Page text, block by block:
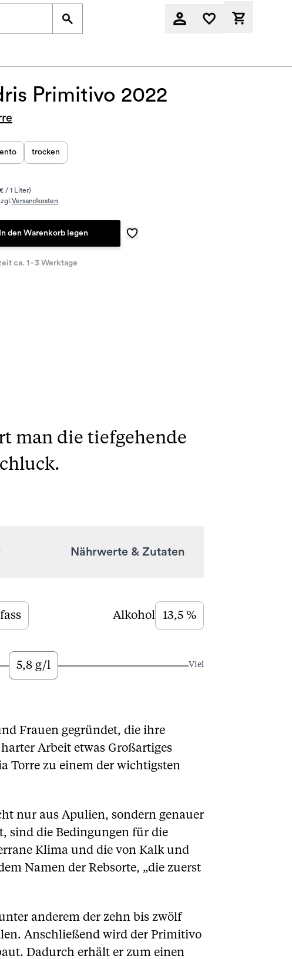
Primitivo 2022
trocken
/ 1 Liter)
Versandkosten
In den Warenkorb legen
ca. 1 - 3 Werktage
man die tiefgehende
Nährwerte & Zutaten
Alkohol
13,5 %
5,8 g/l Viel
Frauen gegründet, die ihre
Arbeit etwas Großartiges
Torre zu einem der wichtigsten
nur aus Apulien, sondern genauer
sind die Bedingungen für die
Klima und die von Kalk und
Namen der Rebsorte, „die zuerst
anderem der zehn bis zwölf
Anschließend wird der Primitivo
Dadurch erhält er zum einen